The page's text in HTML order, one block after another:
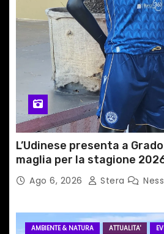
i
c
l
i
L’Udinese presenta a
maglia per la stagione
Ago 6, 2026 Stera
AMBIENTE & NATURA ATTUALITA'